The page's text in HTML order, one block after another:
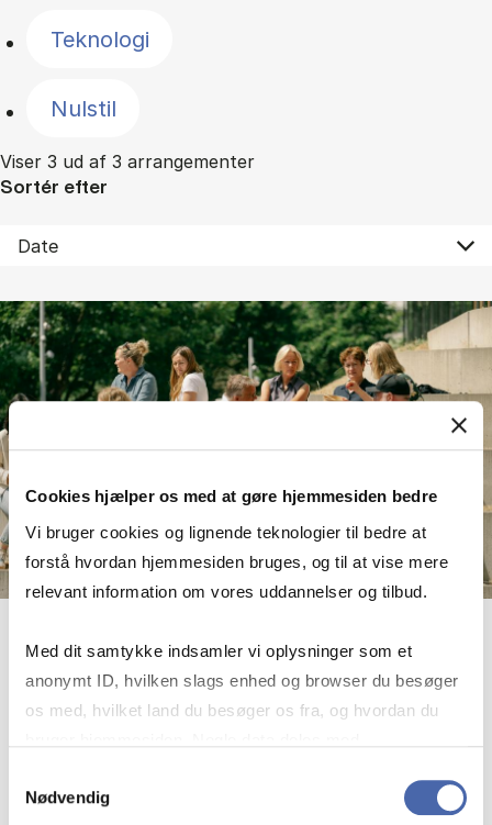
Cookies hjælper os med at gøre hjemmesiden bedre
Vi bruger cookies og lignende teknologier til bedre at
forstå hvordan hjemmesiden bruges, og til at vise mere
relevant information om vores uddannelser og tilbud.
Med dit samtykke indsamler vi oplysninger som et
anonymt ID, hvilken slags enhed og browser du besøger
os med, hvilket land du besøger os fra, og hvordan du
markedsføring. Du bestemmer selv - og kan altid trække
Nødvendig
Teknologi
Nulstil
Viser 3 ud af 3 arrangementer
Sortér efter
DVIPs and Re­search Acti­vi­ties
Dato: 2. september 2026